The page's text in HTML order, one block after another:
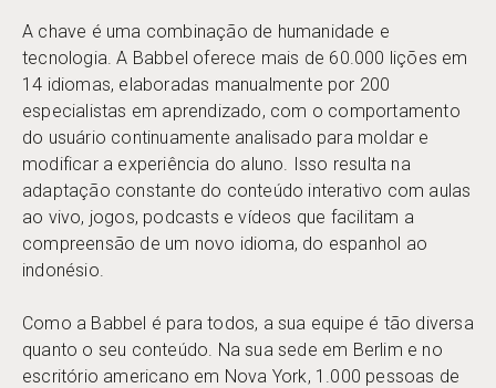
A chave é uma combinação de humanidade e
tecnologia. A Babbel oferece mais de 60.000 lições em
14 idiomas, elaboradas manualmente por 200
especialistas em aprendizado, com o comportamento
do usuário continuamente analisado para moldar e
modificar a experiência do aluno. Isso resulta na
adaptação constante do conteúdo interativo com aulas
ao vivo, jogos, podcasts e vídeos que facilitam a
compreensão de um novo idioma, do espanhol ao
indonésio.
Como a Babbel é para todos, a sua equipe é tão diversa
quanto o seu conteúdo. Na sua sede em Berlim e no
escritório americano em Nova York, 1.000 pessoas de